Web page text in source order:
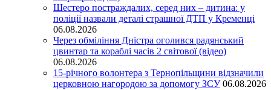
Шестеро постраждалих, серед них – дитина: у
поліції назвали деталі страшної ДТП у Кременці
06.08.2026
Через обміління Дністра оголився радянський
цвинтар та кораблі часів 2 світової (відео)
06.08.2026
15-річного волонтера з Тернопільщини відзначили
церковною нагородою за допомогу ЗСУ 06.08.2026